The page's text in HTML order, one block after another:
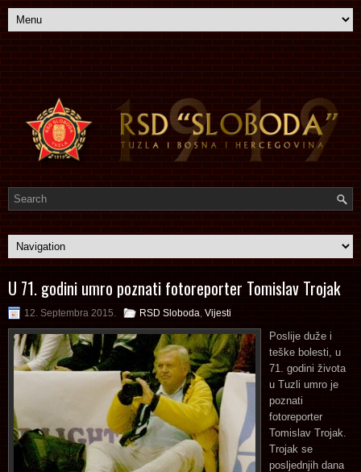
U 71. godini umro poznati fotoreporter Tomislav Trojak
12. Septembra 2015. RSD Sloboda Vijesti
Poslije duže i
teške bolesti, u
71. godini života
u Tuzli umro je
poznati
fotoreporter
Tomislav Trojak.
Trojak se
posljednjih dana